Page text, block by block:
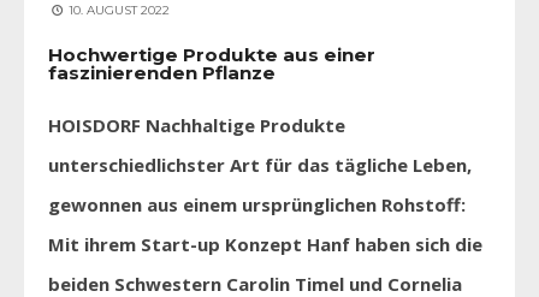
10. AUGUST 2022
Hochwertige Produkte aus einer
faszinierenden Pflanze
HOISDORF Nachhaltige Produkte
unterschiedlichster Art für das tägliche Leben,
gewonnen aus einem ursprünglichen Rohstoff:
Mit ihrem Start-up Konzept Hanf haben sich die
beiden Schwestern Carolin Timel und Cornelia